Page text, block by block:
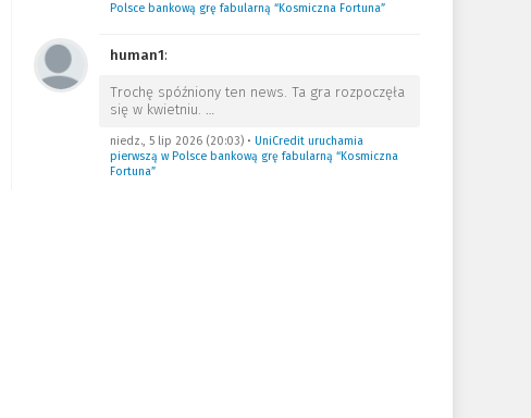
Polsce bankową grę fabularną “Kosmiczna Fortuna”
human1:
Trochę spóźniony ten news. Ta gra rozpoczęła
się w kwietniu. …
niedz., 5 lip 2026 (20:03)• UniCredit uruchamia
pierwszą w Polsce bankową grę fabularną “Kosmiczna
Fortuna”